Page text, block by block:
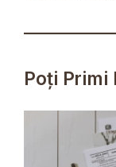
Poți Primi